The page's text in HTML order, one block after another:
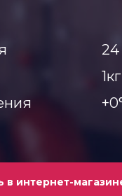
24
1кг
в интернет-